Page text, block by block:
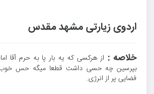
اردوی زیارتی مشهد مقدس
خلاصه : از هرکسی که یه بار پا به حرم آقا
بپرسین چه حسی داشت قطعا میگه حس
فضایی پر از انرژی.